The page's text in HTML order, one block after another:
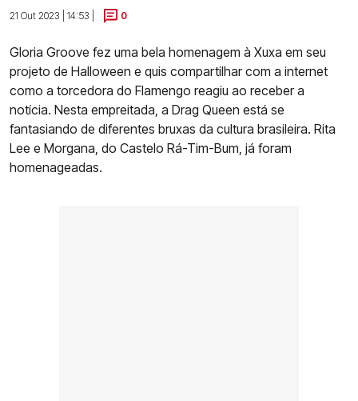
21 Out 2023 | 14:53 | 0
Gloria Groove fez uma bela homenagem à Xuxa em seu
projeto de Halloween e quis compartilhar com a internet
como a torcedora do Flamengo reagiu ao receber a
notícia. Nesta empreitada, a Drag Queen está se
fantasiando de diferentes bruxas da cultura brasileira. Rita
Lee e Morgana, do Castelo Rá-Tim-Bum, já foram
homenageadas.